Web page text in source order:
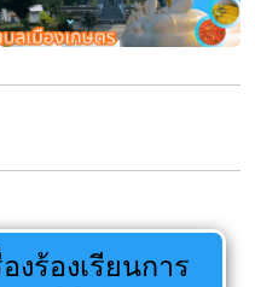
งร้องเรียนการ